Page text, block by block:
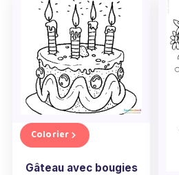
Colorier
Gâteau avec bougies